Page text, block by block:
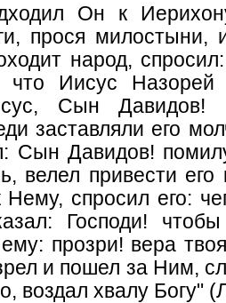
Он к
прося милостыни,
народ,
что Иисус Назорей
Сын Давидов!
заставляли его
Сын Давидов!
велел привести
Нему, спросил его:
Господи!
прозри! вера
и пошел за Ним,
воздал хвалу Богу"